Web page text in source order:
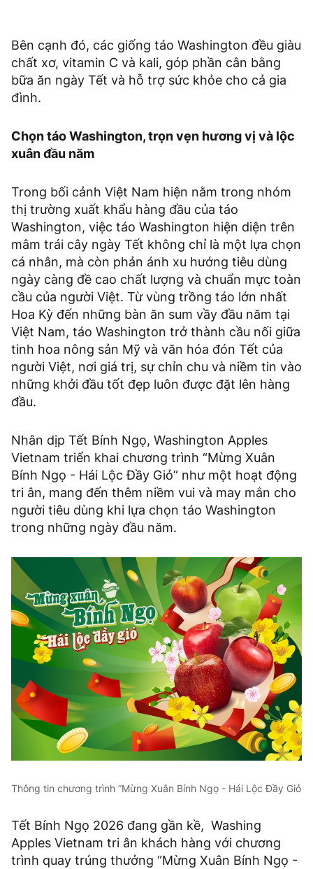
Bên cạnh đó, các giống táo Washington đều giàu
chất xơ, vitamin C và kali, góp phần cân bằng
bữa ăn ngày Tết và hỗ trợ sức khỏe cho cả gia
đình.
Chọn táo Washington, trọn vẹn hương vị và lộc
xuân đầu năm
Trong bối cảnh Việt Nam hiện nằm trong nhóm
thị trường xuất khẩu hàng đầu của táo
Washington, việc táo Washington hiện diện trên
mâm trái cây ngày Tết không chỉ là một lựa chọn
cá nhân, mà còn phản ánh xu hướng tiêu dùng
ngày càng đề cao chất lượng và chuẩn mực toàn
cầu của người Việt. Từ vùng trồng táo lớn nhất
Hoa Kỳ đến những bàn ăn sum vầy đầu năm tại
Việt Nam, táo Washington trở thành cầu nối giữa
tinh hoa nông sản Mỹ và văn hóa đón Tết của
người Việt, nơi giá trị, sự chỉn chu và niềm tin vào
những khởi đầu tốt đẹp luôn được đặt lên hàng
đầu.
Nhân dịp Tết Bính Ngọ, Washington Apples
Vietnam triển khai chương trình “Mừng Xuân
Bính Ngọ - Hái Lộc Đầy Giỏ” như một hoạt động
tri ân, mang đến thêm niềm vui và may mắn cho
người tiêu dùng khi lựa chọn táo Washington
trong những ngày đầu năm.
Thông tin chương trình “Mừng Xuân Bính Ngọ - Hái Lộc Đầy Giỏ
Tết Bính Ngọ 2026 đang gần kề, Washing
Apples Vietnam tri ân khách hàng với chương
trình quay trúng thưởng “Mừng Xuân Bính Ngọ -